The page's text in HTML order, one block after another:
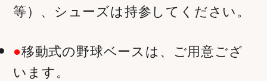
等）、シューズは持参してください。
移動式の野球ベースは、ご用意ござ
います。